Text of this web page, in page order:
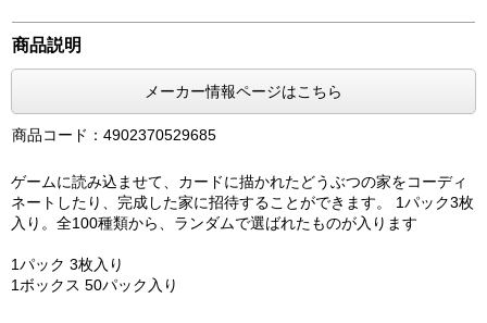
商品説明
メーカー情報ページはこちら
商品コード：4902370529685
ゲームに読み込ませて、カードに描かれたどうぶつの家をコーディ
ネートしたり、完成した家に招待することができます。 1パック3枚
入り。全100種類から、ランダムで選ばれたものが入ります
1パック 3枚入り
1ボックス 50パック入り